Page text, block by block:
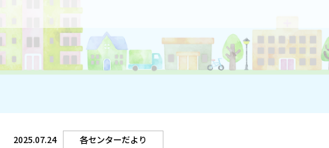
2025.07.24 各センターだより